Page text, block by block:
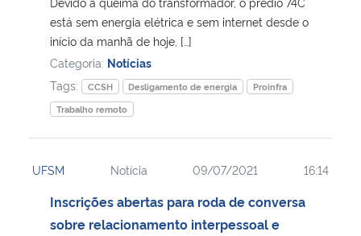
está sem energia elétrica e sem internet desde o
início da manhã de hoje, […]
Categoria: Notícias
Tags:
CCSH Desligamento de energia
Proinfra
Trabalho remoto
UFSM Notícia 09/07/2021 16:14
Inscrições abertas para roda de conversa
sobre relacionamento interpessoal e